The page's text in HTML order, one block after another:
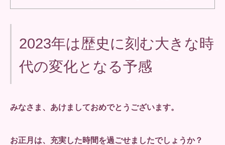
2023年は歴史に刻む大きな時
代の変化となる予感
みなさま、あけましておめでとうございます。
お正月は、充実した時間を過ごせましたでしょうか？